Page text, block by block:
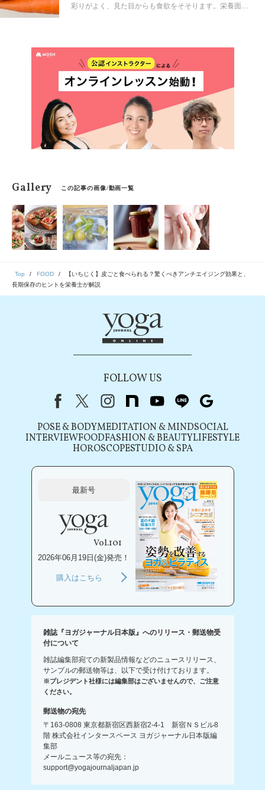
方についてお伝えしていきます。
彩りがよく、見た目からも食欲をそそります。栄養面で
存方法や賞味期限の見分け方についてお伝えしていきま
す。
Gallery この記事の画像/動画一覧
Top FOOD
【いちじく】皮ごと食べられる？驚くべきアンチエイジング効果と、
長期保存のヒントを栄養士が解説
FOLLOW US
FacebookX（旧Twitter）
instagram
note youtubeline
POSE & BODYMEDITATION & MINDSOCIAL
INTERVIEWFOODFASHION & BEAUTYLIFESTYLE
HOROSCOPESTUDIO & SPA
最新号
Vol.101
2026年06月19日(金)発売！
購入はこちら
雑誌『ヨガジャーナル日本版』へのリリース・郵送物受
付について
雑誌編集部宛ての新製品情報などのニュースリリース、
サンプルの郵送物等は、以下で受け付けております。
※プレジデント社様には編集部はございませんので、ご注意
ください。
郵送物の宛先
〒163-0808 東京都新宿区西新宿2-4-1 新宿ＮＳビル8
階 株式会社インタースペース ヨガジャーナル日本版編
集部
メールニュース等の宛先：
support@yogajournaljapan.jp